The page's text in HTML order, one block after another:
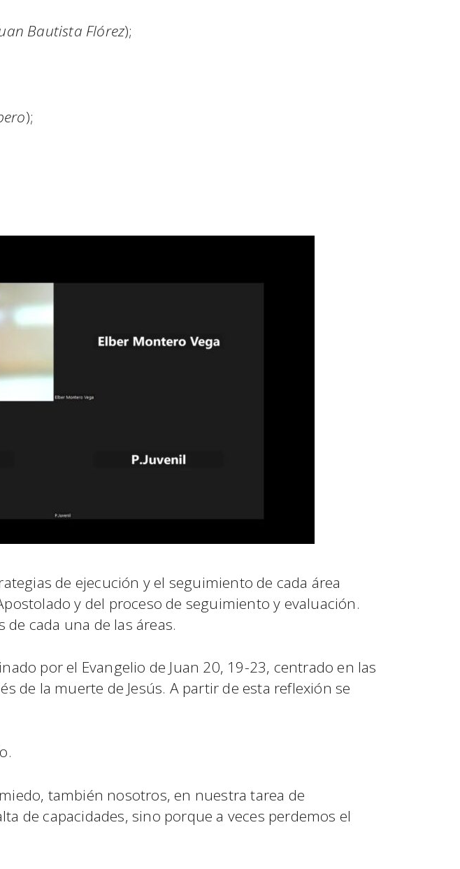
Bautista Flórez);
);
de ejecución y el seguimiento de cada área
y del proceso de seguimiento y evaluación.
cada una de las áreas.
por el Evangelio de Juan 20, 19-23, centrado en las
de la muerte de Jesús. A partir de esta reflexión se
también nosotros, en nuestra tarea de
de capacidades, sino porque a veces perdemos el